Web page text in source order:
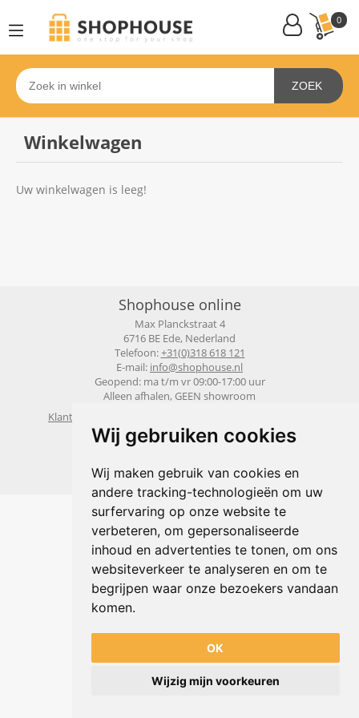
Wij gebruiken cookies
Wij maken gebruik van cookies en
andere tracking-technologieën om uw
surfervaring op onze website te
verbeteren, om gepersonaliseerde
inhoud en advertenties te tonen, om ons
websiteverkeer te analyseren en om te
begrijpen waar onze bezoekers vandaan
komen.
OK
Wijzig mijn voorkeuren
0
ZOEK
Winkelwagen
Uw winkelwagen is leeg!
Shophouse online
Max Planckstraat 4
6716 BE Ede, Nederland
Telefoon:+31(0)318 618 121
E-mail: info@shophouse.nl
Geopend: ma t/m vr 09:00-17:00 uur
Alleen afhalen, GEEN showroom
Klantenservice
Powered bynopCommerce